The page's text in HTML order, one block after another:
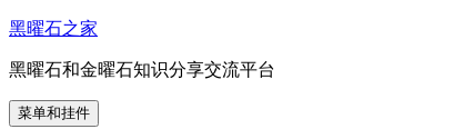
跳
内
容
黑曜石之家
黑曜石和金曜石知识分享交流平台
菜单和挂件